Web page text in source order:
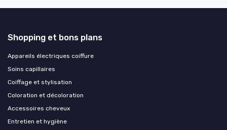
Shopping et bons plans
Appareils électriques coiffure
Soins capillaires
Coiffage et stylisation
Coloration et décoloration
Accessoires cheveux
Entretien et hygiène